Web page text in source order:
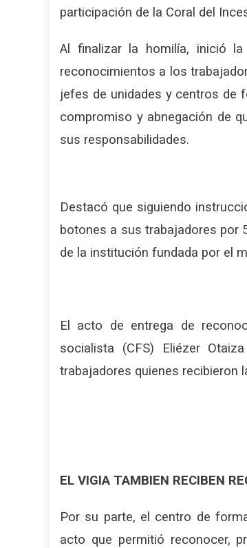
participación de la Coral del
Al finalizar la homilía, inició
reconocimientos a los
jefes de unidades y centros de
compromiso y abnegación de
sus responsabilidades.
Destacó que siguiendo
botones a sus trabajadores por
de la institución fundada por el
El acto de entrega de
socialista (CFS) Eliézer
trabajadores quienes recibieron
EL VIGIA TAMBIEN RECIBEN
Por su parte, el centro de
acto que permitió reconocer,